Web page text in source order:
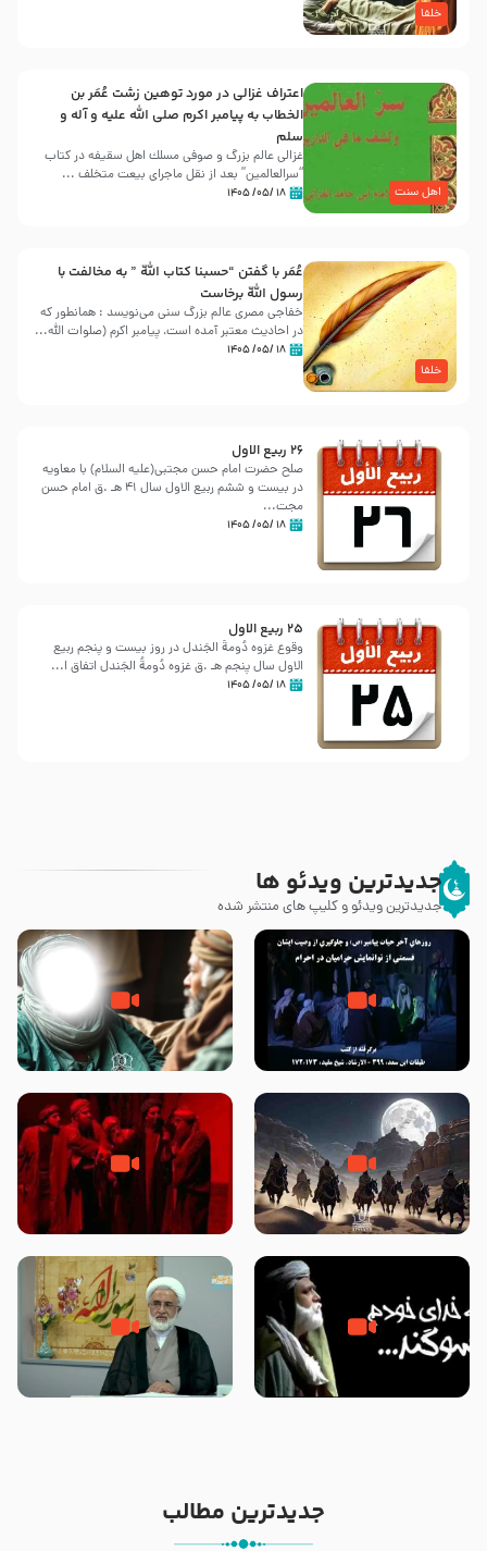
خلفا
اهل سنت
اعتراف غزالی در مورد توهین زشت عُمَر بن
الخطاب به پیامبر اکرم صلی الله علیه و آله و
سلم
غزالی عالم بزرگ و صوفی مسلك اهل سقيفه در کتاب
“سرالعالمین” بعد از نقل ماجرای بیعت متخلف ...
۱۸ /۰۵/ ۱۴۰۵
خلفا
عُمَر با گفتن “حسبنا كتاب اللّه ” به مخالفت با
رسول اللّه برخاست
خفاجی مصری عالم بزرگ سنی می‌نویسد : همانطور که
در احادیث معتبر آمده است، پیامبر اکرم (صلوات اللّه...
۱۸ /۰۵/ ۱۴۰۵
26 ربيع الاول
صلح حضرت امام حسن مجتبی(علیه السلام) با معاویه
در بیست و ششم ربیع الاول سال 41 هـ .ق امام حسن
مجت...
۱۸ /۰۵/ ۱۴۰۵
25 ربيع الاول
وقوع غزوه دُومةُ الجَندل در روز بیست و پنجم ربیع
الاول سال پنجم هـ .ق غزوه دُومةُ الجَندل اتفاق ا...
۱۸ /۰۵/ ۱۴۰۵
جدیدترین ویدئو ها
جدیدترین ویدئو و کلیپ های منتشر شده
روزهای آخر حیات پیامبر اکرم صلی
الله علیه و آله – قسمتی از
وصیتی که نوشته نشد (حدیث
قرطاس)
‌‌‌‌‌‌‌داستان ترور نافرجام رسول خدا
صلی الله علیه و آله – شهادت
قسمتی از نوا نمایش بیرق ماندگار
بیان توطئه های منافقین پیش از
خطبه حضرت سلمان سه روز پس از
شهادت پیامبر اکرم صلی الله علیه
مادر داعش – حجت الاسلام جباری
جدیدترین مطالب